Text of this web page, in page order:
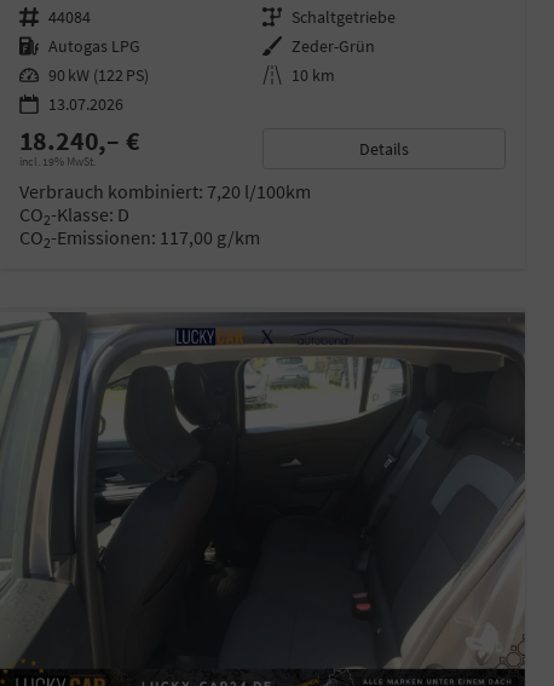
Fahrzeugnr. 44084 Getriebe Schaltgetriebe
Kraftstoff Autogas LPG Außenfarbe Zeder-Grün
Leistung 90 kW (122 PS) Kilometerstand 10 km
13.07.2026
18.240,– €
incl. 19% MwSt.
Details
Verbrauch kombiniert: 7,20 l/100km
CO2-Klasse: D
CO2-Emissionen: 117,00 g/km